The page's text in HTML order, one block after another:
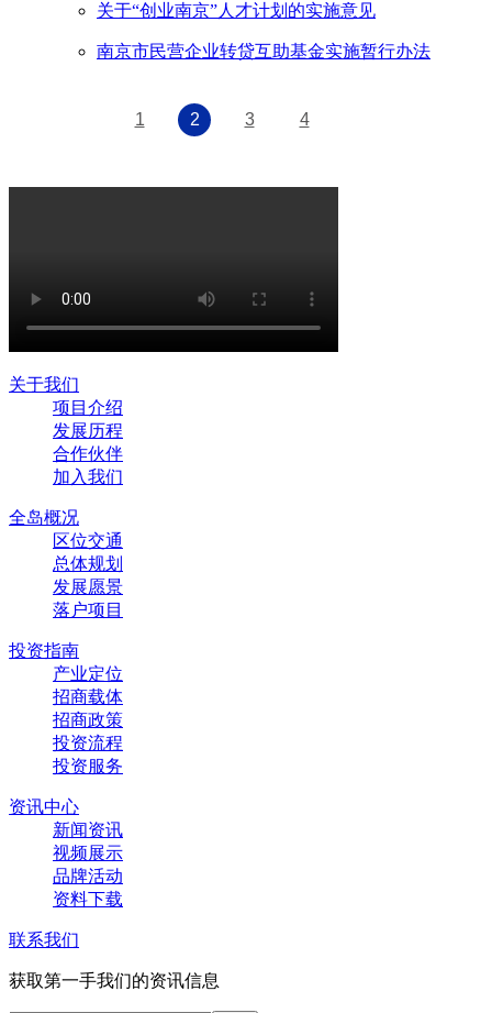
关于“创业南京”人才计划的实施意见
南京市民营企业转贷互助基金实施暂行办法
1 2 3 4
关于我们
项目介绍
发展历程
合作伙伴
加入我们
全岛概况
区位交通
总体规划
发展愿景
落户项目
投资指南
产业定位
招商载体
招商政策
投资流程
投资服务
资讯中心
新闻资讯
视频展示
品牌活动
资料下载
联系我们
获取第一手我们的资讯信息